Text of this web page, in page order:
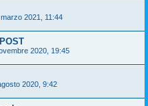
2021, 11:44
2020, 19:45
2020, 9:42